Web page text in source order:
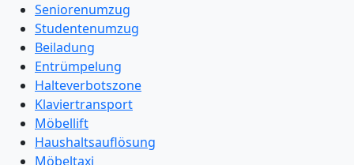
Seniorenumzug
Studentenumzug
Beiladung
Entrümpelung
Halteverbotszone
Klaviertransport
Möbellift
Haushaltsauflösung
Möbeltaxi